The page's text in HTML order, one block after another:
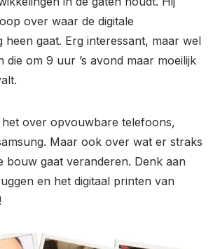
over waar de digitale
gaat. Erg interessant, maar wel
die om 9 uur ’s avond maar moeilijk
het over opvouwbare telefoons,
Maar ook over wat er straks
bouw gaat veranderen. Denk aan
en het digitaal printen van